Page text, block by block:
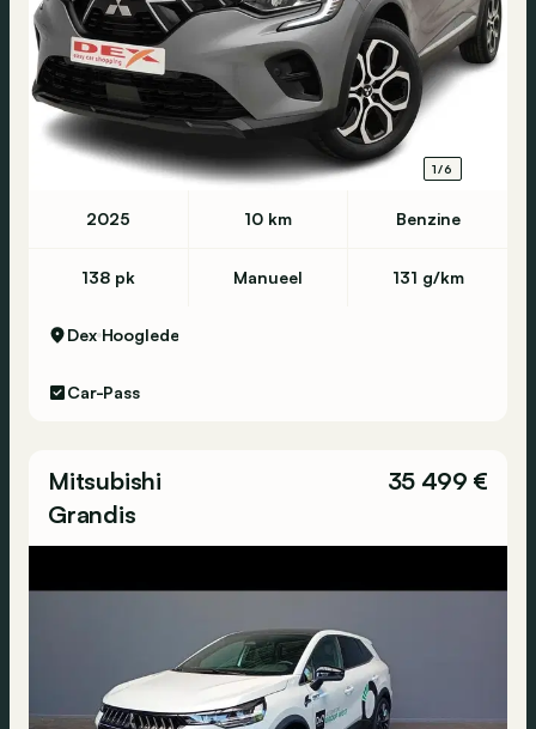
1/6
2025 10 km Benzine
138 pk Manueel 131 g/km
Dex Hooglede
Car-Pass
Mitsubishi
Grandis
35 499 €